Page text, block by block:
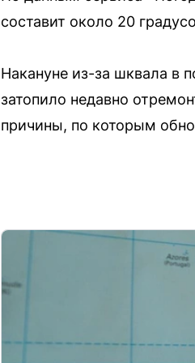
составит около 20
Накануне из-за шквала в
затопило недавно
причины, по которым